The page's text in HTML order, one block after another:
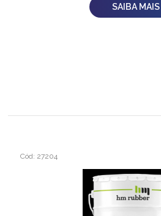
SAIBA MAIS
Cód: 27204